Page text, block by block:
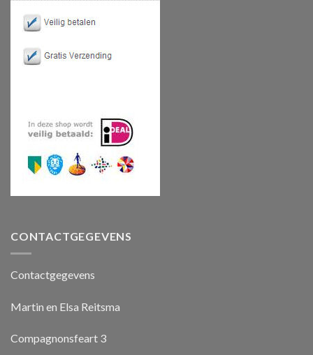
CONTACTGEGEVENS
Contactgegevens
Martin en Elsa Reitsma
Compagnonsfeart 3